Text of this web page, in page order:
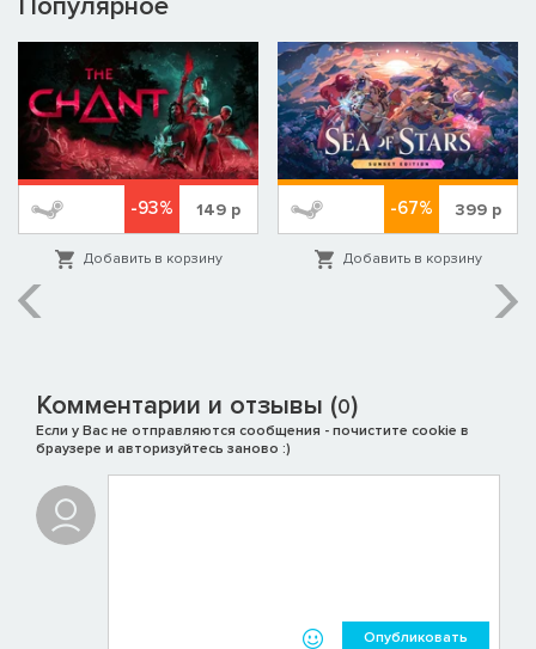
Популярное
-93% 149 р
Добавить в корзину
-67% 399 р
Добавить в корзину
Комментарии и отзывы (0)
Если у Вас не отправляются сообщения - почистите cookie в
браузере и авторизуйтесь заново :)
Опубликовать